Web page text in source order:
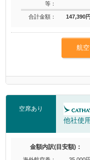
等：
合計金額： 147,390円
航
空席あり
他社使
金額内訳(目安額)：